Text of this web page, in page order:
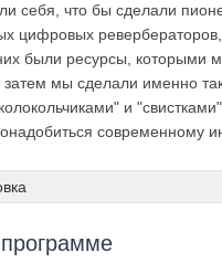
себя, что бы сделали
цифровых ревербераторов,
были ресурсы, которыми
затем мы сделали именно
и
современному